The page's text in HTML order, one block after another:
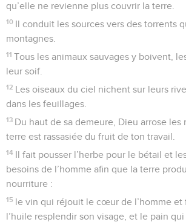
qu’elle ne revienne plus couvrir la terre.
10 Il conduit les sources vers des torrents
montagnes.
11 Tous les animaux sauvages y boivent,
leur soif.
12 Les oiseaux du ciel nichent sur leurs
dans les feuillages.
13 Du haut de sa demeure, Dieu arrose les
terre est rassasiée du fruit de ton travail.
14 Il fait pousser l’herbe pour le bétail et
besoins de l’homme afin que la terre
nourriture :
15 le vin qui réjouit le cœur de l’homme et
l’huile resplendir son visage, et le pain